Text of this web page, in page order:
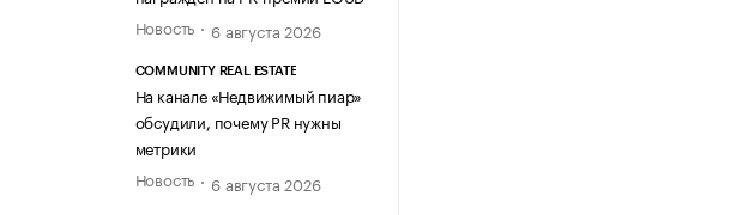
Новость
6 августа 2026
COMMUNITY REAL ESTATE
На канале «Недвижимый пиар»
обсудили, почему PR нужны
метрики
Новость
6 августа 2026